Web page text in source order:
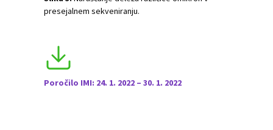
presejalnem sekveniranju.
Poročilo IMI: 24. 1. 2022 – 30. 1. 2022